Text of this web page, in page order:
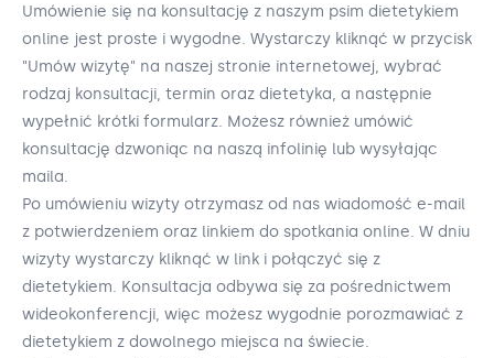
Umówienie się na konsultację z naszym psim dietetykiem
online jest proste i wygodne. Wystarczy kliknąć w przycisk
"Umów wizytę" na naszej stronie internetowej, wybrać
rodzaj konsultacji, termin oraz dietetyka, a następnie
wypełnić krótki formularz. Możesz również umówić
konsultację dzwoniąc na naszą infolinię lub wysyłając
maila.
Po umówieniu wizyty otrzymasz od nas wiadomość e-mail
z potwierdzeniem oraz linkiem do spotkania online. W dniu
wizyty wystarczy kliknąć w link i połączyć się z
dietetykiem. Konsultacja odbywa się za pośrednictwem
wideokonferencji, więc możesz wygodnie porozmawiać z
dietetykiem z dowolnego miejsca na świecie.